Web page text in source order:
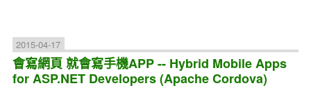
2015-04-17
會寫網頁 就會寫手機APP -- Hybrid Mobile Apps
for ASP.NET Developers (Apache Cordova)